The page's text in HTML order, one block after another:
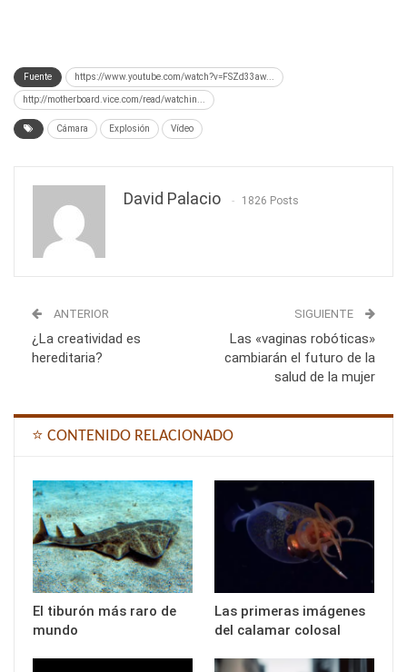
Fuente https://www.youtube.com/watch?v=FSZd33aw...
http://motherboard.vice.com/read/watchin...
Cámara Explosión Vídeo
David Palacio 1826 Posts
ANTERIOR
¿La creatividad es
hereditaria?
SIGUIENTE
Las «vaginas robóticas»
cambiarán el futuro de la
salud de la mujer
⭐ CONTENIDO RELACIONADO
El tiburón más raro de
mundo
Las primeras imágenes
del calamar colosal